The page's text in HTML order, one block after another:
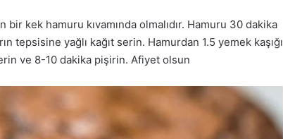
bir kek hamuru kıvamında olmalıdır. Hamuru 30 dakika
tepsisine yağlı kağıt serin. Hamurdan 1.5 yemek kaşığı
ve 8-10 dakika pişirin. Afiyet olsun